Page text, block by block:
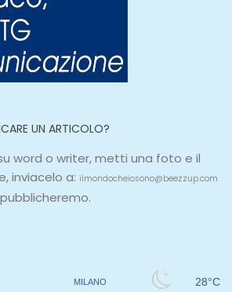
UN ARTICOLO?
word o writer, metti una foto e il
inviacelo a: ilmondocheiosono@beezzup.com